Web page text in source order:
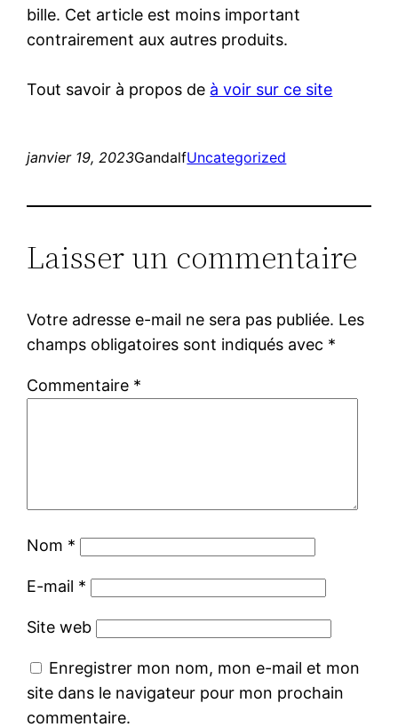
bille. Cet article est moins important
contrairement aux autres produits.
Tout savoir à propos de à voir sur ce site
janvier 19, 2023GandalfUncategorized
Laisser un commentaire
Votre adresse e-mail ne sera pas publiée. Les
champs obligatoires sont indiqués avec *
Commentaire *
Nom *
E-mail *
Site web
Enregistrer mon nom, mon e-mail et mon
site dans le navigateur pour mon prochain
commentaire.